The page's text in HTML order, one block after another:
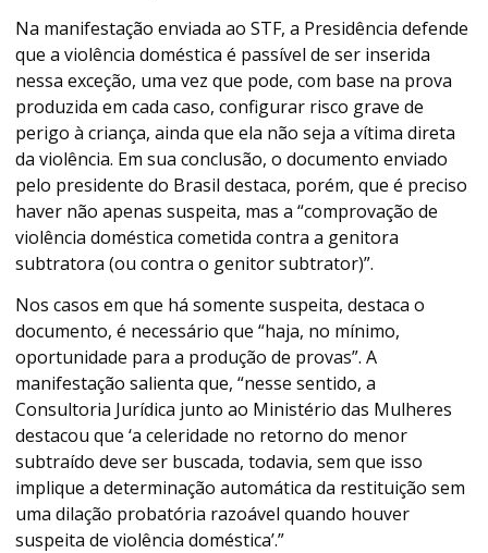
Na manifestação enviada ao STF, a Presidência defende
que a violência doméstica é passível de ser inserida
nessa exceção, uma vez que pode, com base na prova
produzida em cada caso, configurar risco grave de
perigo à criança, ainda que ela não seja a vítima direta
da violência. Em sua conclusão, o documento enviado
pelo presidente do Brasil destaca, porém, que é preciso
haver não apenas suspeita, mas a “comprovação de
violência doméstica cometida contra a genitora
subtratora (ou contra o genitor subtrator)”.
Nos casos em que há somente suspeita, destaca o
documento, é necessário que “haja, no mínimo,
oportunidade para a produção de provas”. A
manifestação salienta que, “nesse sentido, a
Consultoria Jurídica junto ao Ministério das Mulheres
destacou que ‘a celeridade no retorno do menor
subtraído deve ser buscada, todavia, sem que isso
implique a determinação automática da restituição sem
uma dilação probatória razoável quando houver
suspeita de violência doméstica’.”